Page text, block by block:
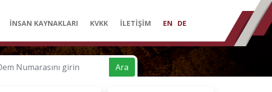
İNSAN KAYNAKLARI KVKK İLETİŞİM EN DE
Ara